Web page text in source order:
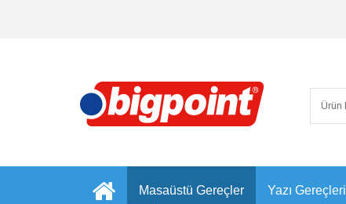
Masaüstü Gereçler Yazı Gereçleri